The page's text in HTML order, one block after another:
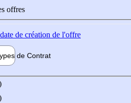
offres
de création de l'offre
de Contrat